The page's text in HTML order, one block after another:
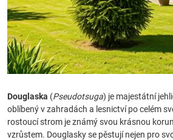
Douglaska (Pseudotsuga) je majestátní
oblíbený v zahradách a lesnictví po celém
rostoucí strom je známý svou krásnou
vzrůstem. Douglasky se pěstují nejen pro